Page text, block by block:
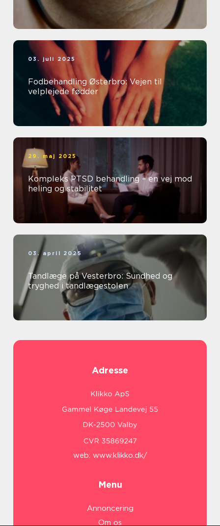
03. juli 2025
Fodbehandling Østerbro: Vejen til
velplejede fødder
29. maj 2025
Kompleks PTSD behandling – en vej mod
heling og stabilitet
03. april 2025
Tandlæge på Vesterbro: Sundhed og
tryghed i tandlægestolen
Adresse
web: www.klikko.dk/
Menu
Annoncering
Om os